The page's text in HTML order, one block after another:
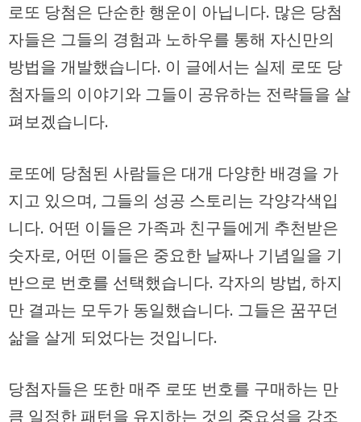
로또 당첨은 단순한 행운이 아닙니다. 많은 당첨
자들은 그들의 경험과 노하우를 통해 자신만의
방법을 개발했습니다. 이 글에서는 실제 로또 당
첨자들의 이야기와 그들이 공유하는 전략들을 살
펴보겠습니다.
로또에 당첨된 사람들은 대개 다양한 배경을 가
지고 있으며, 그들의 성공 스토리는 각양각색입
니다. 어떤 이들은 가족과 친구들에게 추천받은
숫자로, 어떤 이들은 중요한 날짜나 기념일을 기
반으로 번호를 선택했습니다. 각자의 방법, 하지
만 결과는 모두가 동일했습니다. 그들은 꿈꾸던
삶을 살게 되었다는 것입니다.
당첨자들은 또한 매주 로또 번호를 구매하는 만
큼 일정한 패턴을 유지하는 것의 중요성을 강조